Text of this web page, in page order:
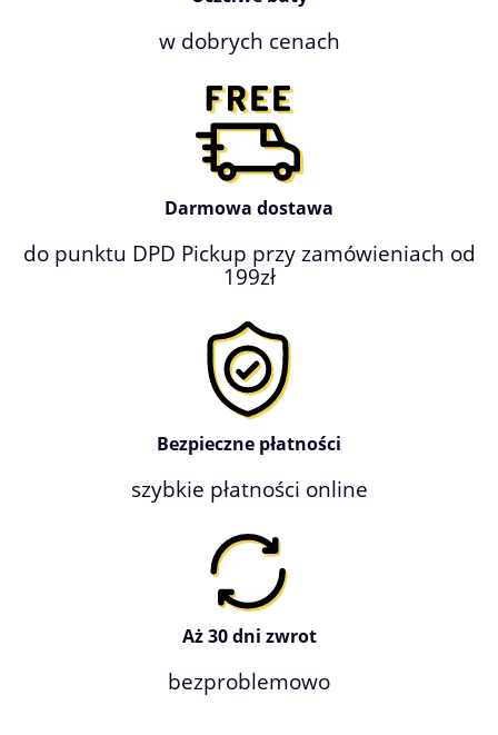
w dobrych cenach
Darmowa dostawa
do punktu DPD Pickup przy zamówieniach od
199zł
Bezpieczne płatności
szybkie płatności online
Aż 30 dni zwrot
bezproblemowo